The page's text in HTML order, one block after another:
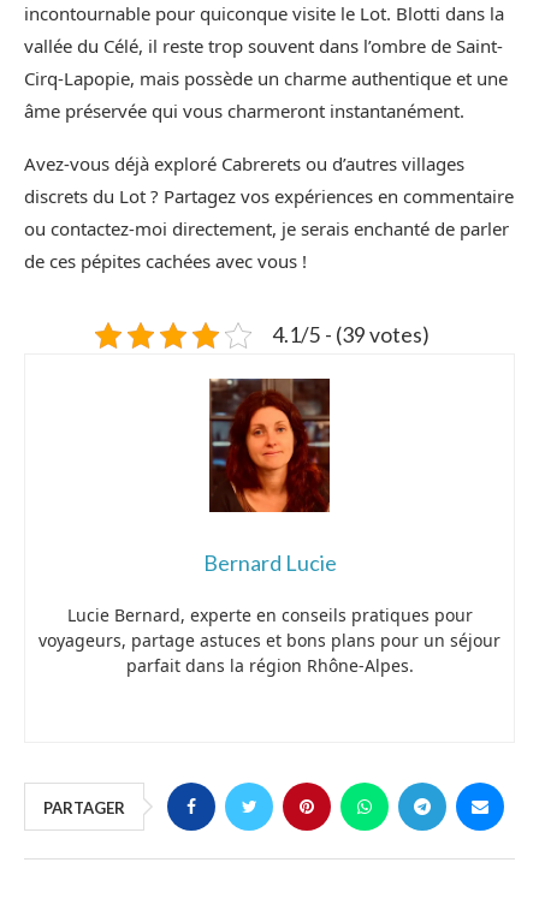
incontournable pour quiconque visite le Lot. Blotti dans la
vallée du Célé, il reste trop souvent dans l’ombre de Saint-
Cirq-Lapopie, mais possède un charme authentique et une
âme préservée qui vous charmeront instantanément.
Avez-vous déjà exploré Cabrerets ou d’autres villages
discrets du Lot ? Partagez vos expériences en commentaire
ou contactez-moi directement, je serais enchanté de parler
de ces pépites cachées avec vous !
4.1/5 - (39 votes)
Bernard Lucie
Lucie Bernard, experte en conseils pratiques pour
voyageurs, partage astuces et bons plans pour un séjour
parfait dans la région Rhône-Alpes.
PARTAGER